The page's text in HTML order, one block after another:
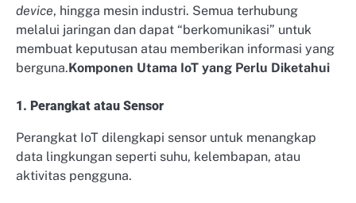
device, hingga mesin industri. Semua terhubung
melalui jaringan dan dapat “berkomunikasi” untuk
membuat keputusan atau memberikan informasi yang
berguna.Komponen Utama IoT yang Perlu Diketahui
1. Perangkat atau Sensor
Perangkat IoT dilengkapi sensor untuk menangkap
data lingkungan seperti suhu, kelembapan, atau
aktivitas pengguna.